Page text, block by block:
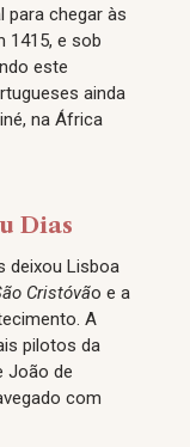
chegar às
1415, e sob
este
ainda
na África
Dias
deixou Lisboa
Cristóvão e a
A
pilotos da
João de
com